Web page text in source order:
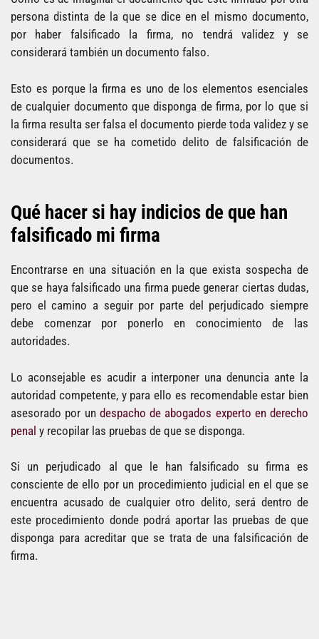
persona distinta de la que se dice en el mismo documento,
por haber falsificado la firma, no tendrá validez y se
considerará también un documento falso.
Esto es porque la firma es uno de los elementos esenciales
de cualquier documento que disponga de firma, por lo que si
la firma resulta ser falsa el documento pierde toda validez y se
considerará que se ha cometido delito de falsificación de
documentos.
Qué hacer si hay indicios de que han
falsificado mi firma
Encontrarse en una situación en la que exista sospecha de
que se haya falsificado una firma puede generar ciertas dudas,
pero el camino a seguir por parte del perjudicado siempre
debe comenzar por ponerlo en conocimiento de las
autoridades.
Lo aconsejable es acudir a interponer una denuncia ante la
autoridad competente, y para ello es recomendable estar bien
asesorado por un despacho de abogados experto en derecho
penal y recopilar las pruebas de que se disponga.
Si un perjudicado al que le han falsificado su firma es
consciente de ello por un procedimiento judicial en el que se
encuentra acusado de cualquier otro delito, será dentro de
este procedimiento donde podrá aportar las pruebas de que
disponga para acreditar que se trata de una falsificación de
firma.